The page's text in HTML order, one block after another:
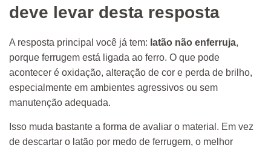
deve levar desta resposta
A resposta principal você já tem: latão não enferruja,
porque ferrugem está ligada ao ferro. O que pode
acontecer é oxidação, alteração de cor e perda de brilho,
especialmente em ambientes agressivos ou sem
manutenção adequada.
Isso muda bastante a forma de avaliar o material. Em vez
de descartar o latão por medo de ferrugem, o melhor